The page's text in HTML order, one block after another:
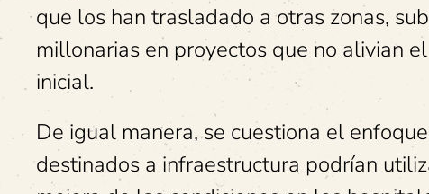
que los han trasladado a otras zonas,
millonarias en proyectos que no alivian
inicial.
De igual manera, se cuestiona el
destinados a infraestructura podrían